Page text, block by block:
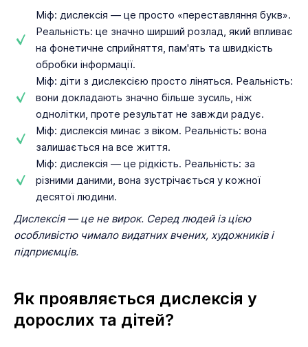
Міф: дислексія — це просто «переставляння букв».
Реальність: це значно ширший розлад, який впливає
на фонетичне сприйняття, пам'ять та швидкість
обробки інформації.
Міф: діти з дислексією просто ліняться. Реальність:
вони докладають значно більше зусиль, ніж
однолітки, проте результат не завжди радує.
Міф: дислексія минає з віком. Реальність: вона
залишається на все життя.
Міф: дислексія — це рідкість. Реальність: за
різними даними, вона зустрічається у кожної
десятої людини.
Дислексія — це не вирок. Серед людей із цією
особливістю чимало видатних вчених, художників і
підприємців.
Як проявляється дислексія у
дорослих та дітей?